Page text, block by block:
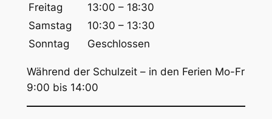
Freitag
13:00 – 18:30
Samstag
10:30 – 13:30
Sonntag
Geschlossen
Während der Schulzeit – in den Ferien Mo-Fr
9:00 bis 14:00